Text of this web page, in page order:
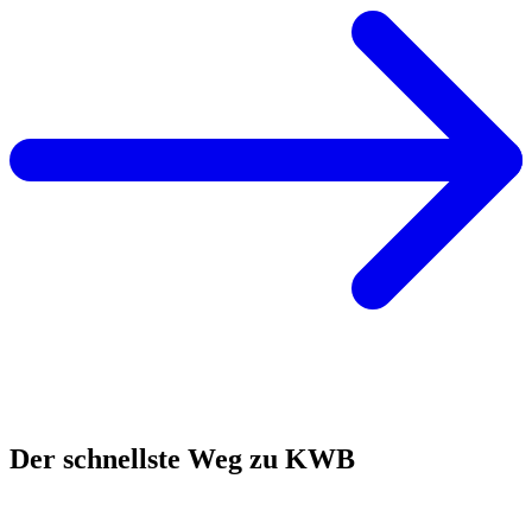
Der schnellste Weg zu KWB